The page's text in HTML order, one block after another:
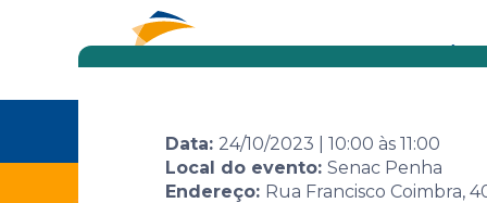
Eventos Por
eventos
e suas
Data: 24/10/2023 10:00 às 11:00
Local do evento: Senac Penha
Endereço: Rua Francisco Coimbra,